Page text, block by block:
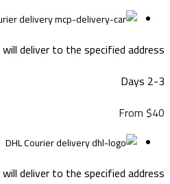
delivery
will deliver to the specified address
2-3 Days
From $40
DHL Courier delivery
deliver to the specified address